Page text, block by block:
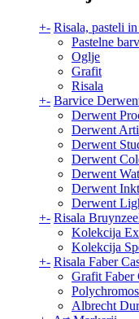
+- Risala, pasteli
Pastelne
Oglje
Grafit
Risala
+- Barvice
Derwent
Derwent
Derwent
Derwent
Derwent
Derwent
Derwent
+- Risala
Kolekcija
Kolekcija
+- Risala Faber
Grafit Faber
Albrecht